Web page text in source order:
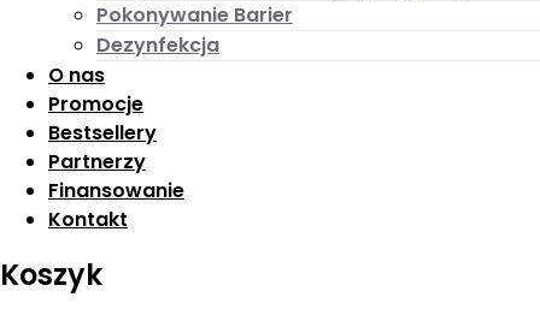
Pokonywanie Barier
Dezynfekcja
O nas
Promocje
Bestsellery
Partnerzy
Finansowanie
Kontakt
Koszyk